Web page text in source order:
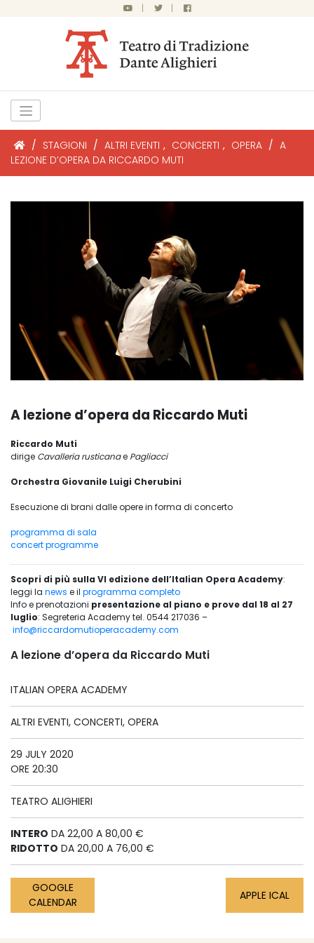
| |
/ STAGIONI / ALTRI EVENTI , CONCERTI , OPERA / A
LEZIONE D’OPERA DA RICCARDO MUTI
A lezione d’opera da Riccardo Muti
Riccardo Muti
dirige Cavalleria rusticanae Pagliacci
Orchestra Giovanile Luigi Cherubini
Esecuzione di brani dalle opere in forma di concerto
programma di sala
concert programme
Scopri di più sulla VI edizione dell’Italian Opera Academy:
leggi la news e il programma completo
Info e prenotazioni presentazione al piano e prove dal 18 al 27
luglio: Segreteria Academy tel. 0544 217036 –
info@riccardomutioperacademy.com
A lezione d’opera da Riccardo Muti
ITALIAN OPERA ACADEMY
ALTRI EVENTI, CONCERTI, OPERA
29 JULY 2020
ORE 20:30
TEATRO ALIGHIERI
INTERO DA 22,00 A 80,00 €
RIDOTTO DA 20,00 A 76,00 €
GOOGLE
CALENDAR
APPLE ICAL